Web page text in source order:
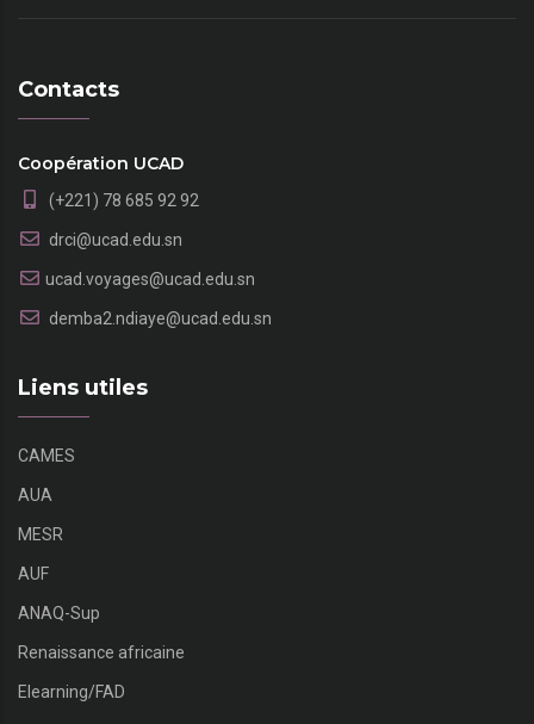
Contacts
Coopération UCAD
(+221) 78 685 92 92
drci@ucad.edu.sn
ucad.voyages@ucad.edu.sn
demba2.ndiaye@ucad.edu.sn
Liens utiles
CAMES
AUA
MESR
AUF
ANAQ-Sup
Renaissance africaine
Elearning/FAD